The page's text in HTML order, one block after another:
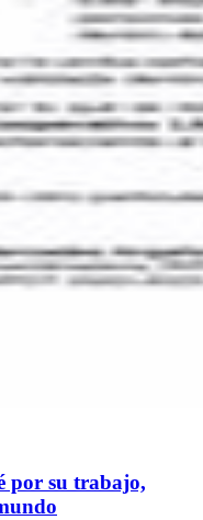
por su trabajo,